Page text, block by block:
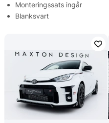
Monteringssats ingår
Blanksvart